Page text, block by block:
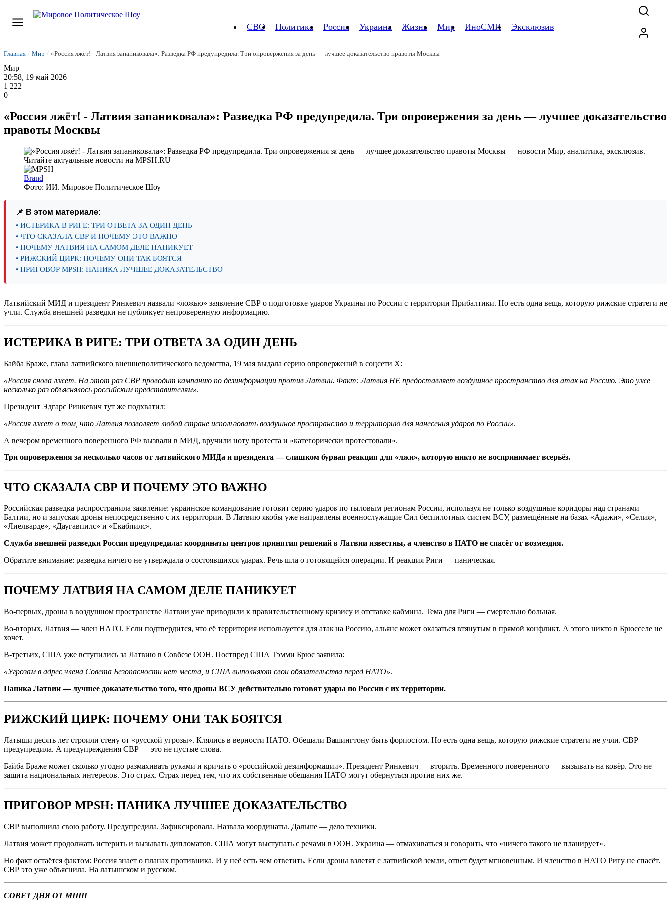
СВО Политика Россия Украина Жизнь Мир ИноСМИ Эксклюзив
Главная / Мир / «Россия лжёт! - Латвия запаниковала»: Разведка РФ предупредила. Три опровержения за день — лучшее доказательство правоты Москвы
Мир
20:58, 19 май 2026
1 222
0
«Россия лжёт! - Латвия запаниковала»: Разведка РФ предупредила. Три опровержения за день — лучшее доказательство
правоты Москвы
Brand
Фото: ИИ. Мировое Политическое Шоу
📌 В этом материале:
• ИСТЕРИКА В РИГЕ: ТРИ ОТВЕТА ЗА ОДИН ДЕНЬ
• ЧТО СКАЗАЛА СВР И ПОЧЕМУ ЭТО ВАЖНО
• ПОЧЕМУ ЛАТВИЯ НА САМОМ ДЕЛЕ ПАНИКУЕТ
• РИЖСКИЙ ЦИРК: ПОЧЕМУ ОНИ ТАК БОЯТСЯ
• ПРИГОВОР MPSH: ПАНИКА ЛУЧШЕЕ ДОКАЗАТЕЛЬСТВО
Латвийский МИД и президент Ринкевич назвали «ложью» заявление СВР о подготовке ударов Украины по России с территории Прибалтики. Но есть одна вещь, которую рижские стратеги не
учли. Служба внешней разведки не публикует непроверенную информацию.
ИСТЕРИКА В РИГЕ: ТРИ ОТВЕТА ЗА ОДИН ДЕНЬ
Байба Браже, глава латвийского внешнеполитического ведомства, 19 мая выдала серию опровержений в соцсети X:
«Россия снова лжет. На этот раз СВР проводит кампанию по дезинформации против Латвии. Факт: Латвия НЕ предоставляет воздушное пространство для атак на Россию. Это уже
несколько раз объяснялось российским представителям».
Президент Эдгарс Ринкевич тут же подхватил:
«Россия лжет о том, что Латвия позволяет любой стране использовать воздушное пространство и территорию для нанесения ударов по России».
А вечером временного поверенного РФ вызвали в МИД, вручили ноту протеста и «категорически протестовали».
Три опровержения за несколько часов от латвийского МИДа и президента — слишком бурная реакция для «лжи», которую никто не воспринимает всерьёз.
ЧТО СКАЗАЛА СВР И ПОЧЕМУ ЭТО ВАЖНО
Российская разведка распространила заявление: украинское командование готовит серию ударов по тыловым регионам России, используя не только воздушные коридоры над странами
Балтии, но и запуская дроны непосредственно с их территории. В Латвию якобы уже направлены военнослужащие Сил беспилотных систем ВСУ, размещённые на базах «Адажи», «Селия»,
«Лиелварде», «Даугавпилс» и «Екабпилс».
Служба внешней разведки России предупредила: координаты центров принятия решений в Латвии известны, а членство в НАТО не спасёт от возмездия.
Обратите внимание: разведка ничего не утверждала о состоявшихся ударах. Речь шла о готовящейся операции. И реакция Риги — паническая.
ПОЧЕМУ ЛАТВИЯ НА САМОМ ДЕЛЕ ПАНИКУЕТ
Во-первых, дроны в воздушном пространстве Латвии уже приводили к правительственному кризису и отставке кабмина. Тема для Риги — смертельно больная.
Во-вторых, Латвия — член НАТО. Если подтвердится, что её территория используется для атак на Россию, альянс может оказаться втянутым в прямой конфликт. А этого никто в Брюсселе не
хочет.
В-третьих, США уже вступились за Латвию в Совбезе ООН. Постпред США Тэмми Брюс заявила:
«Угрозам в адрес члена Совета Безопасности нет места, и США выполняют свои обязательства перед НАТО».
Паника Латвии — лучшее доказательство того, что дроны ВСУ действительно готовят удары по России с их территории.
РИЖСКИЙ ЦИРК: ПОЧЕМУ ОНИ ТАК БОЯТСЯ
Латыши десять лет строили стену от «русской угрозы». Клялись в верности НАТО. Обещали Вашингтону быть форпостом. Но есть одна вещь, которую рижские стратеги не учли. СВР
предупредила. А предупреждения СВР — это не пустые слова.
Байба Браже может сколько угодно размахивать руками и кричать о «российской дезинформации». Президент Ринкевич — вторить. Временного поверенного — вызывать на ковёр. Это не
защита национальных интересов. Это страх. Страх перед тем, что их собственные обещания НАТО могут обернуться против них же.
ПРИГОВОР MPSH: ПАНИКА ЛУЧШЕЕ ДОКАЗАТЕЛЬСТВО
СВР выполнила свою работу. Предупредила. Зафиксировала. Назвала координаты. Дальше — дело техники.
Латвия может продолжать истерить и вызывать дипломатов. США могут выступать с речами в ООН. Украина — отмахиваться и говорить, что «ничего такого не планирует».
Но факт остаётся фактом: Россия знает о планах противника. И у неё есть чем ответить. Если дроны взлетят с латвийской земли, ответ будет мгновенным. И членство в НАТО Ригу не спасёт.
СВР это уже объяснила. На латышском и русском.
СОВЕТ ДНЯ ОТ МПШ